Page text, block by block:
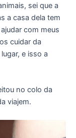
sei que a
a casa dela tem
com meus
cuidar da
e isso a
no colo da
viajem.